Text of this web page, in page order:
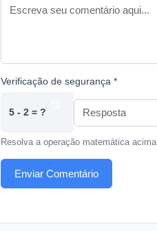
Verificação de segurança *
5 - 2 = ?
Resolva a operação matemática acima
Enviar Comentário